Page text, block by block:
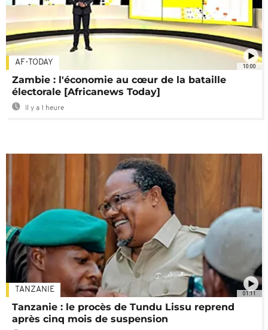
10:00
AF-TODAY
Zambie : l'économie au cœur de la bataille
électorale [Africanews Today]
Il y a 1 heure
01:11
TANZANIE
Tanzanie : le procès de Tundu Lissu reprend
après cinq mois de suspension